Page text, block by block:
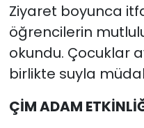
Ziyaret boyunca
öğrencilerin
okundu. Çocuklar
birlikte suyla
ÇİM ADAM